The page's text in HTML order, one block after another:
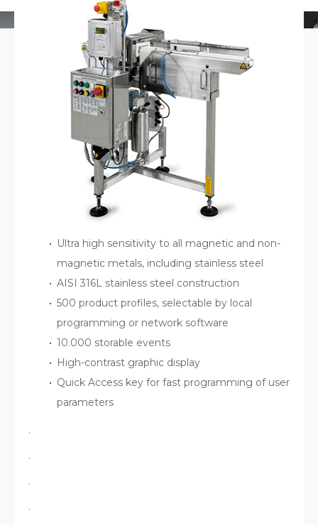
Ultra high sensitivity to all magnetic and non-
magnetic metals, including stainless steel
AISI 316L stainless steel construction
500 product profiles, selectable by local
programming or network software
10.000 storable events
High-contrast graphic display
Quick Access key for fast programming of user
parameters
.
.
.
.